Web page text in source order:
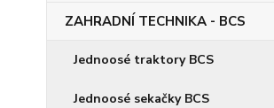
ZAHRADNÍ TECHNIKA - BCS
Jednoosé traktory BCS
Jednoosé sekačky BCS